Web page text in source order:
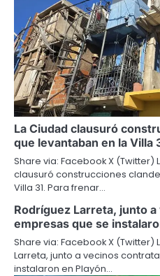
La Ciudad clausuró
que levantaban en la Villa
Share via: Facebook X (Twitter)
clausuró construcciones
Villa 31. Para frenar…
Rodríguez Larreta, junto
empresas que se
Share via: Facebook X (Twitter)
Larreta, junto a vecinos
instalaron en Playón…